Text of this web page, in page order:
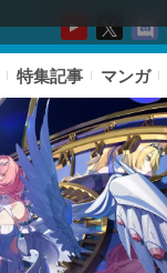
特集記事 マンガ